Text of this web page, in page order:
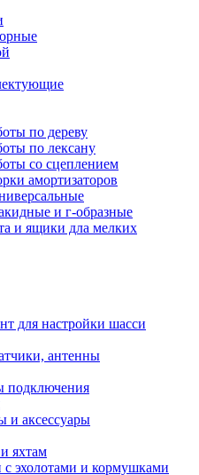
по дереву
по лексану
со сцеплением
амортизаторов
и г-образные
и ящики дла мелких
для настройки шасси
антенны
подключения
и аксессуары
яхтам
с эхолотами и кормушками